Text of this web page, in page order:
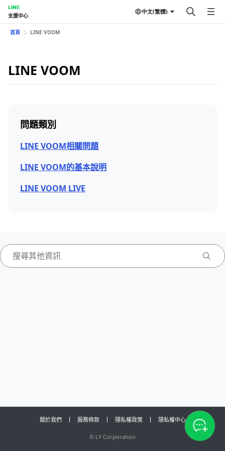
LINE
支援中心
中文(繁體)
首頁 LINE VOOM
LINE VOOM
問題類別
LINE VOOM相關問題
LINE VOOM的基本說明
LINE VOOM LIVE
關於我們 服務條款 隱私權政策 隱私權中心
© LY Corporation